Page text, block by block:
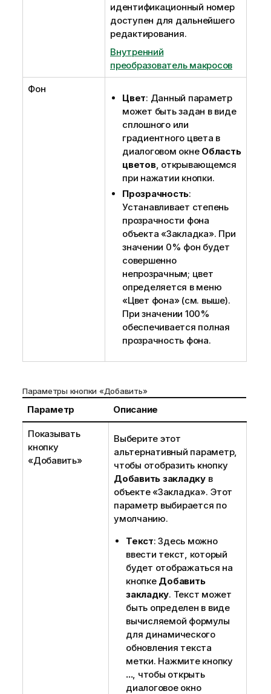
идентификационный номер
доступен для дальнейшего
редактирования.
Внутренний
преобразователь макросов
Фон
Цвет: Данный параметр
может быть задан в виде
сплошного или
градиентного цвета в
диалоговом окне Область
цветов, открывающемся
при нажатии кнопки.
Прозрачность:
Устанавливает степень
прозрачности фона
объекта «Закладка». При
значении 0% фон будет
совершенно
непрозрачным; цвет
определяется в меню
«Цвет фона» (см. выше).
При значении 100%
обеспечивается полная
прозрачность фона.
Параметры кнопки «Добавить»
Параметр Описание
Показывать
кнопку
«Добавить»
Выберите этот
альтернативный параметр,
чтобы отобразить кнопку
Добавить закладку в
объекте «Закладка». Этот
параметр выбирается по
умолчанию.
Текст: Здесь можно
ввести текст, который
будет отображаться на
кнопке Добавить
закладку. Текст может
быть определен в виде
вычисляемой формулы
для динамического
обновления текста
метки. Нажмите кнопку
..., чтобы открыть
диалоговое окно